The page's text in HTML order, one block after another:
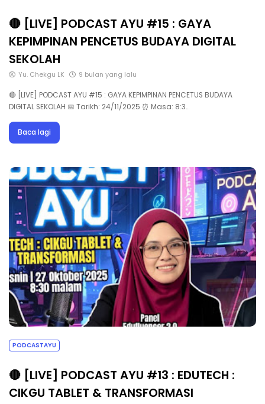
🔴 [LIVE] PODCAST AYU #15 : GAYA
KEPIMPINAN PENCETUS BUDAYA DIGITAL
SEKOLAH
Yu. Chekgu LK 9 bulan yang lalu
🔴 [LIVE] PODCAST AYU #15 : GAYA KEPIMPINAN PENCETUS BUDAYA
DIGITAL SEKOLAH 📅 Tarikh: 24/11/2025 ⏰ Masa: 8:3…
Baca lagi
PODCASTAYU
🔴 [LIVE] PODCAST AYU #13 : EDUTECH :
CIKGU TABLET & TRANSFORMASI